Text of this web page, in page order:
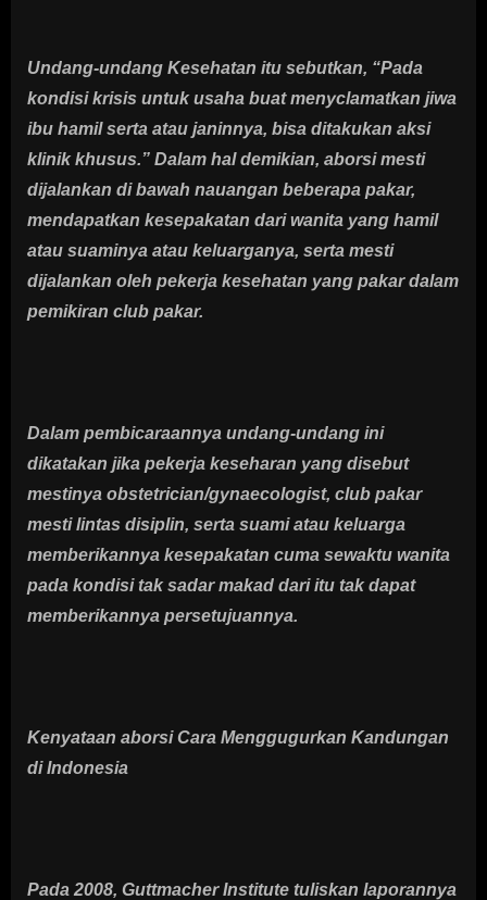
Undang-undang Kesehatan itu sebutkan, “Pada
kondisi krisis untuk usaha buat menyclamatkan jiwa
ibu hamil serta atau janinnya, bisa ditakukan aksi
klinik khusus.” Dalam hal demikian, aborsi mesti
dijalankan di bawah nauangan beberapa pakar,
mendapatkan kesepakatan dari wanita yang hamil
atau suaminya atau keluarganya, serta mesti
dijalankan oleh pekerja kesehatan yang pakar dalam
pemikiran club pakar.
Dalam pembicaraannya undang-undang ini
dikatakan jika pekerja keseharan yang disebut
mestinya obstetrician/gynaecologist, club pakar
mesti lintas disiplin, serta suami atau keluarga
memberikannya kesepakatan cuma sewaktu wanita
pada kondisi tak sadar makad dari itu tak dapat
memberikannya persetujuannya.
Kenyataan aborsi Cara Menggugurkan Kandungan
di Indonesia
Pada 2008, Guttmacher Institute tuliskan laporannya